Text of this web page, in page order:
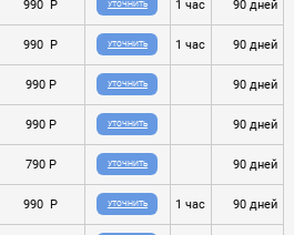
990 P УТОЧНИТЬ 1 час 90 дней
990 P УТОЧНИТЬ 1 час 90 дней
990 P УТОЧНИТЬ 90 дней
990 P УТОЧНИТЬ 90 дней
790 P УТОЧНИТЬ 90 дней
990 P УТОЧНИТЬ 1 час 90 дней